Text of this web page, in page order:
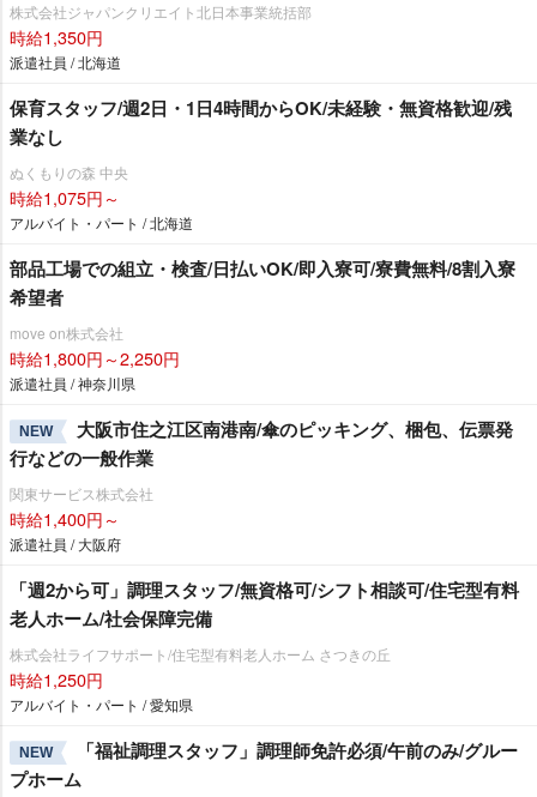
株式会社ジャパンクリエイト北日本事業統括部
時給1,350円
派遣社員 / 北海道
保育スタッフ/週2日・1日4時間からOK/未経験・無資格歓迎/残
業なし
ぬくもりの森 中央
時給1,075円～
アルバイト・パート / 北海道
部品工場での組立・検査/日払いOK/即入寮可/寮費無料/8割入寮
希望者
move on株式会社
時給1,800円～2,250円
派遣社員 / 神奈川県
NEW
大阪市住之江区南港南/傘のピッキング、梱包、伝票発
行などの一般作業
関東サービス株式会社
時給1,400円～
派遣社員 / 大阪府
「週2から可」調理スタッフ/無資格可/シフト相談可/住宅型有料
老人ホーム/社会保障完備
株式会社ライフサポート/住宅型有料老人ホーム さつきの丘
時給1,250円
アルバイト・パート / 愛知県
NEW
「福祉調理スタッフ」調理師免許必須/午前のみ/グルー
プホーム